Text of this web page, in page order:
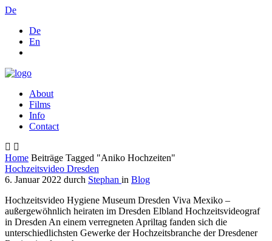
De
De
En
About
Films
Info
Contact
Home Beiträge Tagged "Aniko Hochzeiten"
Hochzeitsvideo Dresden
6. Januar 2022 durch Stephan in Blog
Hochzeitsvideo Hygiene Museum Dresden Viva Mexiko –
außergewöhnlich heiraten im Dresden Elbland Hochzeitsvideograf
in Dresden An einem verregneten Apriltag fanden sich die
unterschiedlichsten Gewerke der Hochzeitsbranche der Dresdener